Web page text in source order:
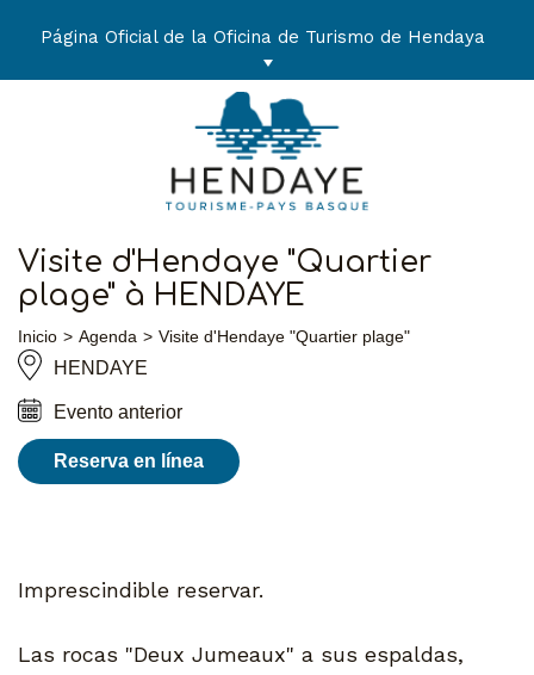
Página Oficial de la Oficina de Turismo de Hendaya
Visite d'Hendaye "Quartier
plage" à HENDAYE
Inicio Agenda Visite d'Hendaye "Quartier plage"
HENDAYE
Evento anterior
Reserva en línea
Imprescindible reservar.
Las rocas "Deux Jumeaux" a sus espaldas,